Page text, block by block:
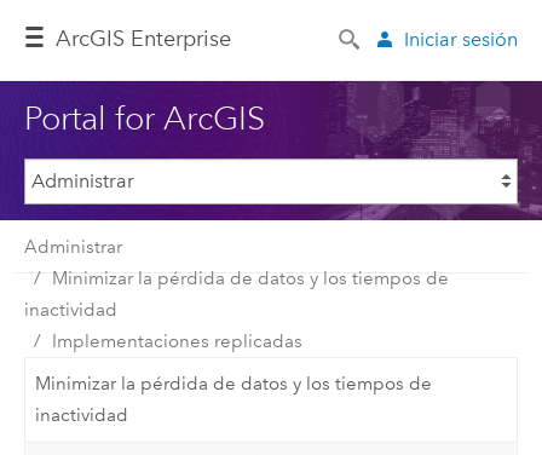
ArcGIS Enterprise Iniciar sesión
Portal for ArcGIS
Administrar
Minimizar la pérdida de datos y los tiempos de
inactividad
Implementaciones replicadas
Minimizar la pérdida de datos y los tiempos de
inactividad